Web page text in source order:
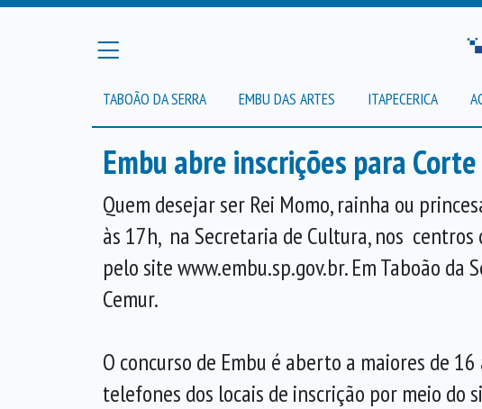
TABOÃO DA SERRA EMBU DAS ARTES ITAPECERICA
Embu abre inscrições para
Quem desejar ser Rei Momo, rainha ou
às 17h, na Secretaria de Cultura, nos
pelo site www.embu.sp.gov.br. Em Taboão
Cemur.
O concurso de Embu é aberto a maiores de
telefones dos locais de inscrição por meio do